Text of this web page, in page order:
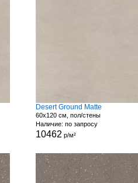
Desert Ground Matte
60x120 см, пол/стены
Наличие: по запросу
10462 р/м²